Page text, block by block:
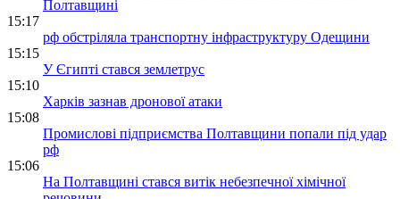
Полтавщині
15:17
рф обстріляла транспортну інфраструктуру Одещини
15:15
У Єгипті стався землетрус
15:10
Харків зазнав дронової атаки
15:08
Промислові підприємства Полтавщини попали під удар
рф
15:06
На Полтавщині стався витік небезпечної хімічної